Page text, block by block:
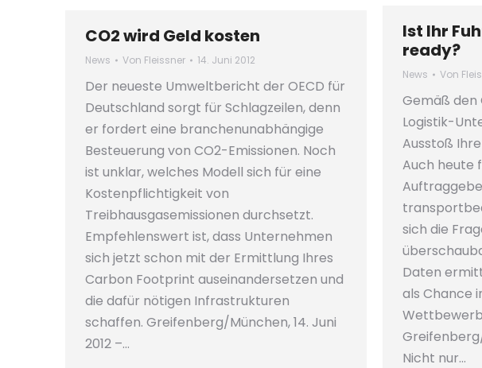
Ist Ihr
ready?
News Von
Gemäß
Logistik-
Ausstoß
Auch heute
sich die
Daten
als Chance
Nicht nur…
CO2 wird Geld kosten
News Von Fleissner 14. Juni 2012
Der neueste Umweltbericht der OECD für
Deutschland sorgt für Schlagzeilen, denn
er fordert eine branchenunabhängige
Besteuerung von CO2-Emissionen. Noch
ist unklar, welches Modell sich für eine
Kostenpflichtigkeit von
Treibhausgasemissionen durchsetzt.
Empfehlenswert ist, dass Unternehmen
sich jetzt schon mit der Ermittlung Ihres
Carbon Footprint auseinandersetzen und
die dafür nötigen Infrastrukturen
schaffen. Greifenberg/München, 14. Juni
2012 –…